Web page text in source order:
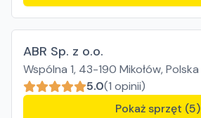
ABR Sp. z o.o.
Wspólna 1, 43-190 Mikołów, Polska
5.0(1 opinii)
Pokaż sprzęt (5)